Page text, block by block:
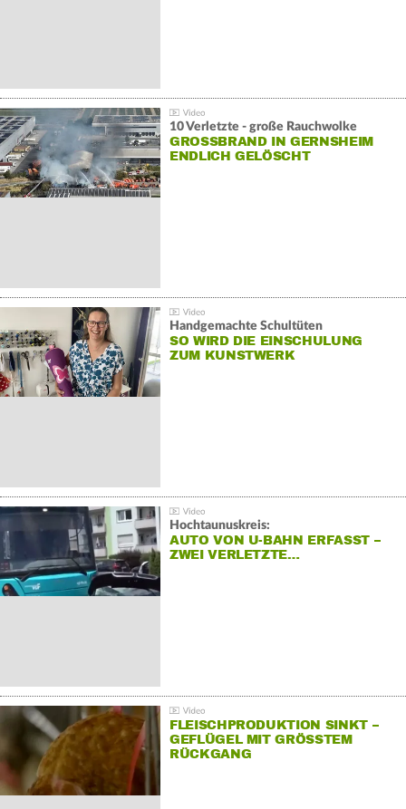
10 Verletzte - große Rauchwolke
GROSSBRAND IN GERNSHEIM E
NDLICH GELÖSCHT
Handgemachte Schultüten
SO WIRD DIE EINSCHULUNG
ZUM KUNSTWERK
Hochtaunuskreis:
AUTO VON U-BAHN ERFASST –
ZWEI VERLETZTE…
FLEISCHPRODUKTION SINKT –
GEFLÜGEL MIT GRÖSSTEM R
ÜCKGANG